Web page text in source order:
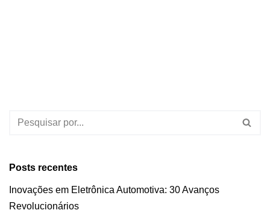
Posts recentes
Inovações em Eletrônica Automotiva: 30 Avanços
Revolucionários